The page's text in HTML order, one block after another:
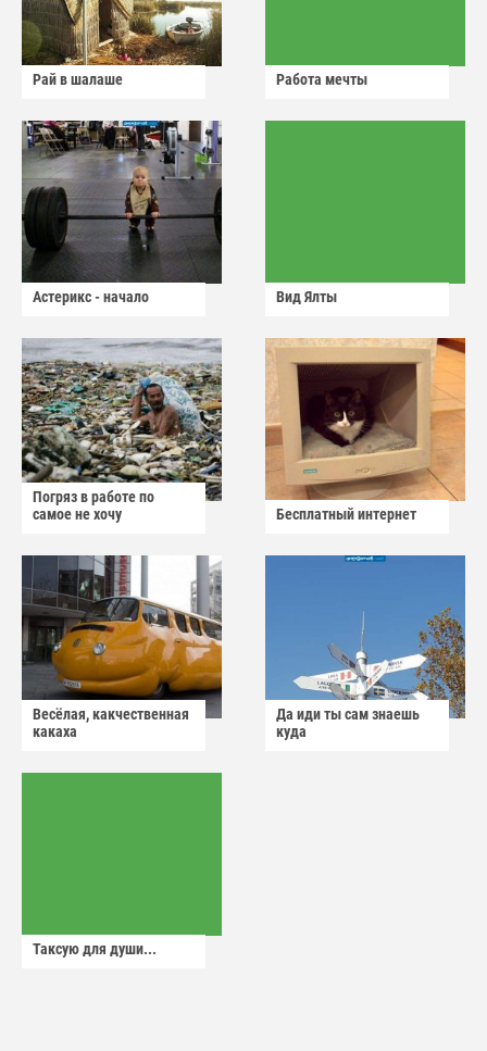
Рай в шалаше Работа мечты
Астерикс - начало Вид Ялты
Погряз в работе по
самое не хочу
Бесплатный интернет
Весёлая, какчественная
какаха
Да иди ты сам знаешь
куда
Таксую для души...